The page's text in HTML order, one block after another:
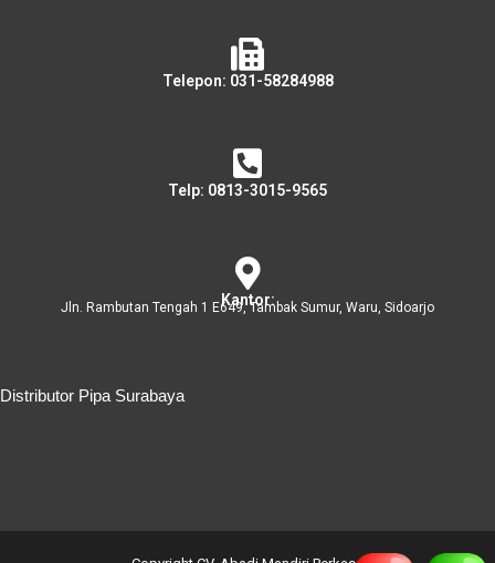
Telepon: 031-58284988
Telp: 0813-3015-9565
Kantor:
Jln. Rambutan Tengah 1 E649, Tambak Sumur, Waru, Sidoarjo
Distributor Pipa Surabaya
Jasa Tank Cleaning
Jasa Ekspedisi Surabaya